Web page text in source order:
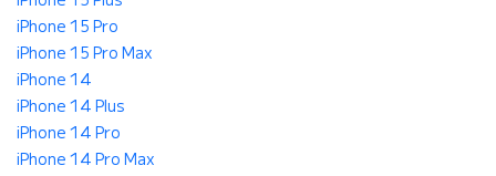
iPhone 15 Pro
iPhone 15 Pro Max
iPhone 14
iPhone 14 Plus
iPhone 14 Pro
iPhone 14 Pro Max